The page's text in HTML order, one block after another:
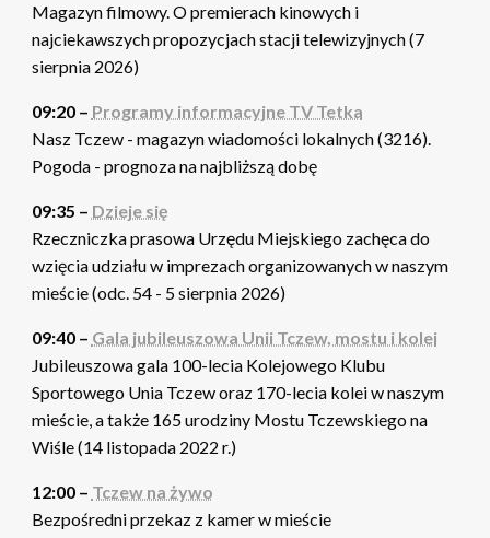
Magazyn filmowy. O premierach kinowych i
najciekawszych propozycjach stacji telewizyjnych (7
sierpnia 2026)
09:20 – Programy informacyjne TV Tetka
Nasz Tczew - magazyn wiadomości lokalnych (3216).
Pogoda - prognoza na najbliższą dobę
09:35 – Dzieje się
Rzeczniczka prasowa Urzędu Miejskiego zachęca do
wzięcia udziału w imprezach organizowanych w naszym
mieście (odc. 54 - 5 sierpnia 2026)
09:40 – Gala jubileuszowa Unii Tczew, mostu i kolei
Jubileuszowa gala 100-lecia Kolejowego Klubu
Sportowego Unia Tczew oraz 170-lecia kolei w naszym
mieście, a także 165 urodziny Mostu Tczewskiego na
Wiśle (14 listopada 2022 r.)
12:00 – Tczew na żywo
Bezpośredni przekaz z kamer w mieście